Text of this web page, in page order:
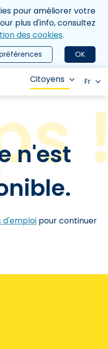
pour améliorer votre
plus d'info, consultez
des cookies.
OK
Citoyens Fr
n'est
d'emploi pour continuer